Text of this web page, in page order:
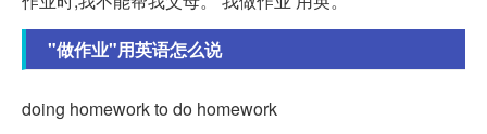
"做作业"用英语怎么说
doing homework to do homework